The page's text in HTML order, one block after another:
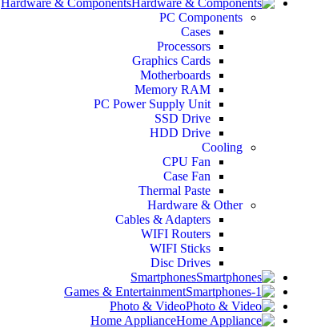
PC Components
Cases
Processors
Graphics Cards
Motherboards
Memory RAM
PC Power Supply Unit
SSD Drive
HDD Drive
Cooling
CPU Fan
Case Fan
Thermal Paste
Hardware & Other
Cables & Adapters
WIFI Routers
WIFI Sticks
Disc Drives
Smartphones
Games & Entertainment
Photo & Video
Home Appliance